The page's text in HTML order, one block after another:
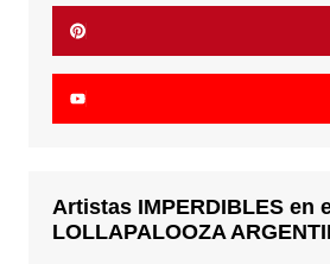
Artistas IMPERDIBLES en
LOLLAPALOOZA